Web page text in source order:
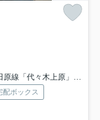
「代々木上原」駅 徒歩12分
配ボックス